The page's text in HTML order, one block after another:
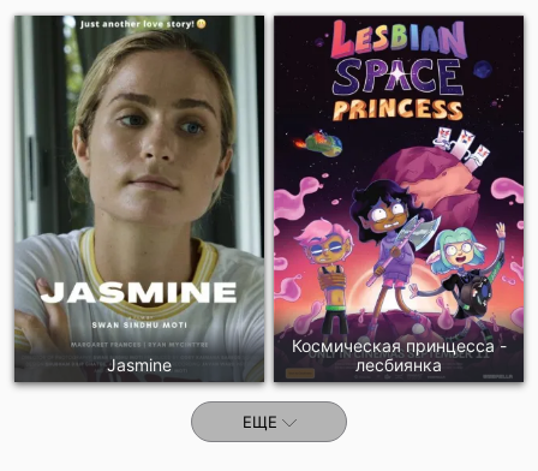
Jasmine
Космическая принцесса -
лесбиянка
ЕЩЕ